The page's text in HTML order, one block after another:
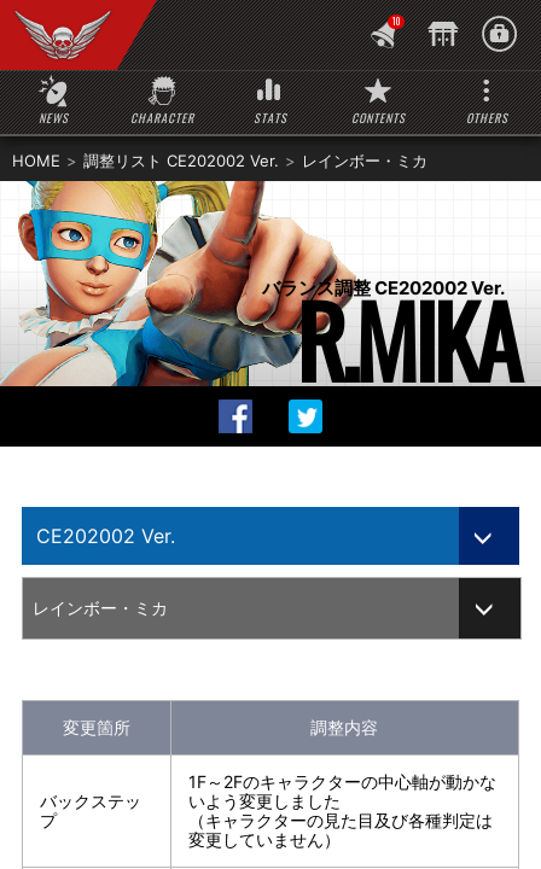
NEWS CHARACTER STATS CONTENTS OTHERS
10
HOME 調整リスト CE202002 Ver. レインボー・ミカ
バランス調整 CE202002 Ver.
R.MIKA
CE202002 Ver.
ARCADE EDITION
201812 Ver.
CHAMPION EDITION
レインボー・ミカ
変更箇所 調整内容
バックステッ
プ
1F～2Fのキャラクターの中心軸が動かな
いよう変更しました
（キャラクターの見た目及び各種判定は
変更していません）